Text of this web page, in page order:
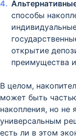
способы
открытие
преимущества
В целом,
может быть
накопления, но не
универсальным
есть ли в этом